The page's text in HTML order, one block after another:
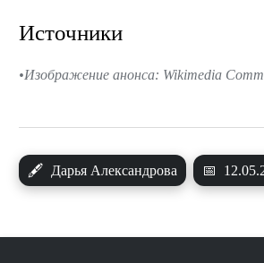
🖋 Дарья Александрова 📅
Источники
Изображение анонса: Wikimedia